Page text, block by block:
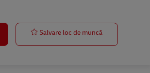
Salvare loc de muncăLkw Fahrer